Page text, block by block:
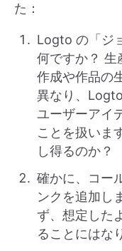
た：
Logto の「ジ
何ですか？ 生
作成や作品の
異なり、
ユーザーアイ
ことを扱いま
し得るのか？
確かに、コー
ンクを追加し
ず、想定した
ることにはな